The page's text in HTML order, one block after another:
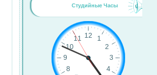
Студийные Часы